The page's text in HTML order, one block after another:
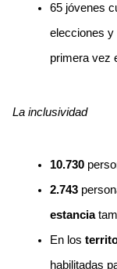
65 jóvenes
elecciones y
primera vez
La inclusividad
10.730
2.743
estancia
En los
habilitadas